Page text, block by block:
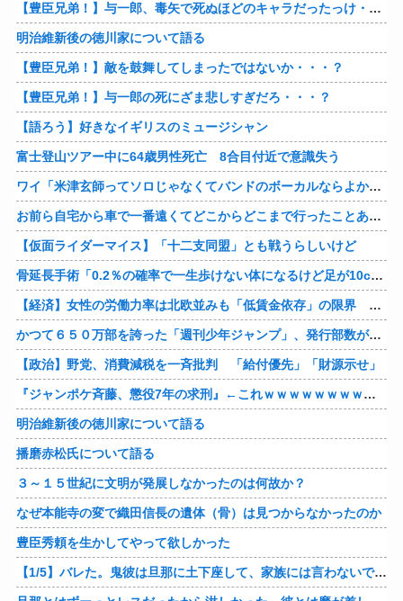
【豊臣兄弟！】与一郎、毒矢で死ぬほどのキャラだったっけ・・・・
明治維新後の徳川家について語る
【豊臣兄弟！】敵を鼓舞してしまったではないか・・・？
【豊臣兄弟！】与一郎の死にざま悲しすぎだろ・・・？
【語ろう】好きなイギリスのミュージシャン
富士登山ツアー中に64歳男性死亡 8合目付近で意識失う
ワイ「米津玄師ってソロじゃなくてバンドのボーカルならよかったよね」
お前ら自宅から車で一番遠くてどこからどこまで行ったことある？
【仮面ライダーマイス】「十二支同盟」とも戦うらしいけど
骨延長手術「0.2％の確率で一生歩けない体になるけど足が10cm伸びます」←コスパ良すぎるだろ
【経済】女性の労働力率は北欧並みも「低賃金依存」の限界 団塊世代の完全引退で、企業が迫られる“最後の選択”
かつて６５０万部を誇った「週刊少年ジャンプ」、発行部数が初の100万部割れ
【政治】野党、消費減税を一斉批判 「給付優先」「財源示せ」
『ジャンポケ斉藤、懲役7年の求刑』←これｗｗｗｗｗｗｗｗｗｗｗｗｗｗｗｗｗｗ
明治維新後の徳川家について語る
播磨赤松氏について語る
３～１５世紀に文明が発展しなかったのは何故か？
なぜ本能寺の変で織田信長の遺体（骨）は見つからなかったのか
豊臣秀頼を生かしてやって欲しかった
【1/5】バレた。鬼彼は旦那に土下座して、家族には言わないで下さいって…。いつの間にか子供も出来ていたようで私はドン引きでした。→お前の旦那はお前にドン引きだよｗ